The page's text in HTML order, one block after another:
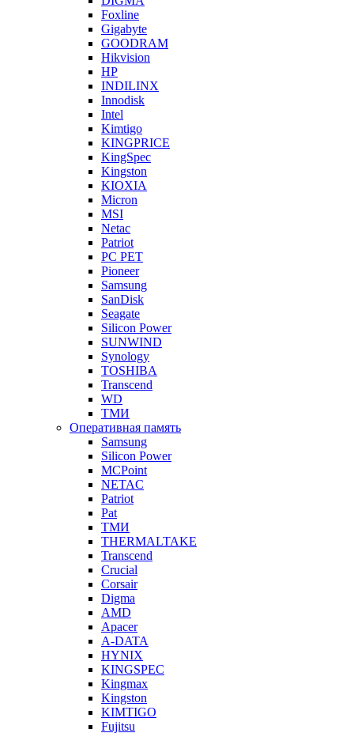
Foxline
Gigabyte
GOODRAM
Hikvision
HP
INDILINX
Innodisk
Intel
Kimtigo
KINGPRICE
KingSpec
Kingston
KIOXIA
Micron
MSI
Netac
Patriot
PC PET
Pioneer
Samsung
SanDisk
Seagate
Silicon Power
SUNWIND
Synology
TOSHIBA
Transcend
WD
ТМИ
Оперативная память
Samsung
Silicon Power
MCPoint
NETAC
Patriot
Pat
ТМИ
THERMALTAKE
Transcend
Crucial
Corsair
Digma
AMD
Apacer
A-DATA
HYNIX
KINGSPEC
Kingmax
Kingston
KIMTIGO
Fujitsu